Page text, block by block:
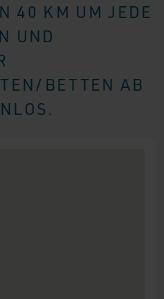
40 KM UM JEDE
UND
BETTEN AB